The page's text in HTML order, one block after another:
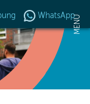
WhatsAppMENU